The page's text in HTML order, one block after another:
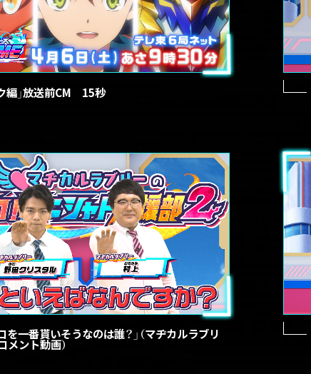
編」放送前CM 15秒
を一番貰いそうなのは誰？」（マヂカルラブリ
メント動画）